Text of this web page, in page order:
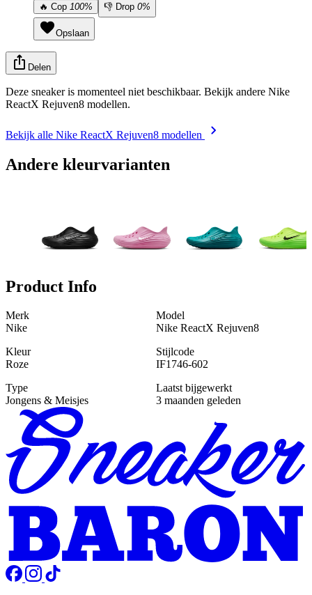
🔥 Cop 100% 👎 Drop 0%
Opslaan
Delen
Deze sneaker is momenteel niet beschikbaar. Bekijk andere Nike
ReactX Rejuven8 modellen.
Bekijk alle Nike ReactX Rejuven8 modellen
Andere kleurvarianten
Product Info
Merk
Nike
Model
Nike ReactX Rejuven8
Kleur
Roze
Stijlcode
IF1746-602
Type
Jongens & Meisjes
Laatst bijgewerkt
3 maanden geleden